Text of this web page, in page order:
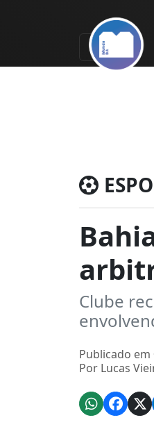
Clube
Publicado em
Por Lucas